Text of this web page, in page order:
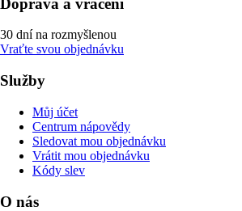
30 dní na rozmyšlenou
Vraťte svou objednávku
Služby
Můj účet
Centrum nápovědy
Sledovat mou objednávku
Vrátit mou objednávku
Kódy slev
O nás